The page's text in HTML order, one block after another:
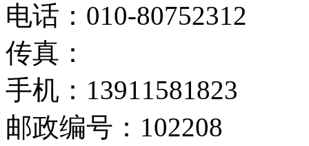
电话：010-80752312
传真：
手机：13911581823
邮政编号：102208